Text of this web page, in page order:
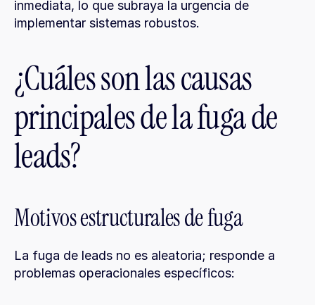
inmediata, lo que subraya la urgencia de
implementar sistemas robustos.
¿Cuáles son las causas
principales de la fuga de
leads?
Motivos estructurales de fuga
La fuga de leads no es aleatoria; responde a
problemas operacionales específicos: